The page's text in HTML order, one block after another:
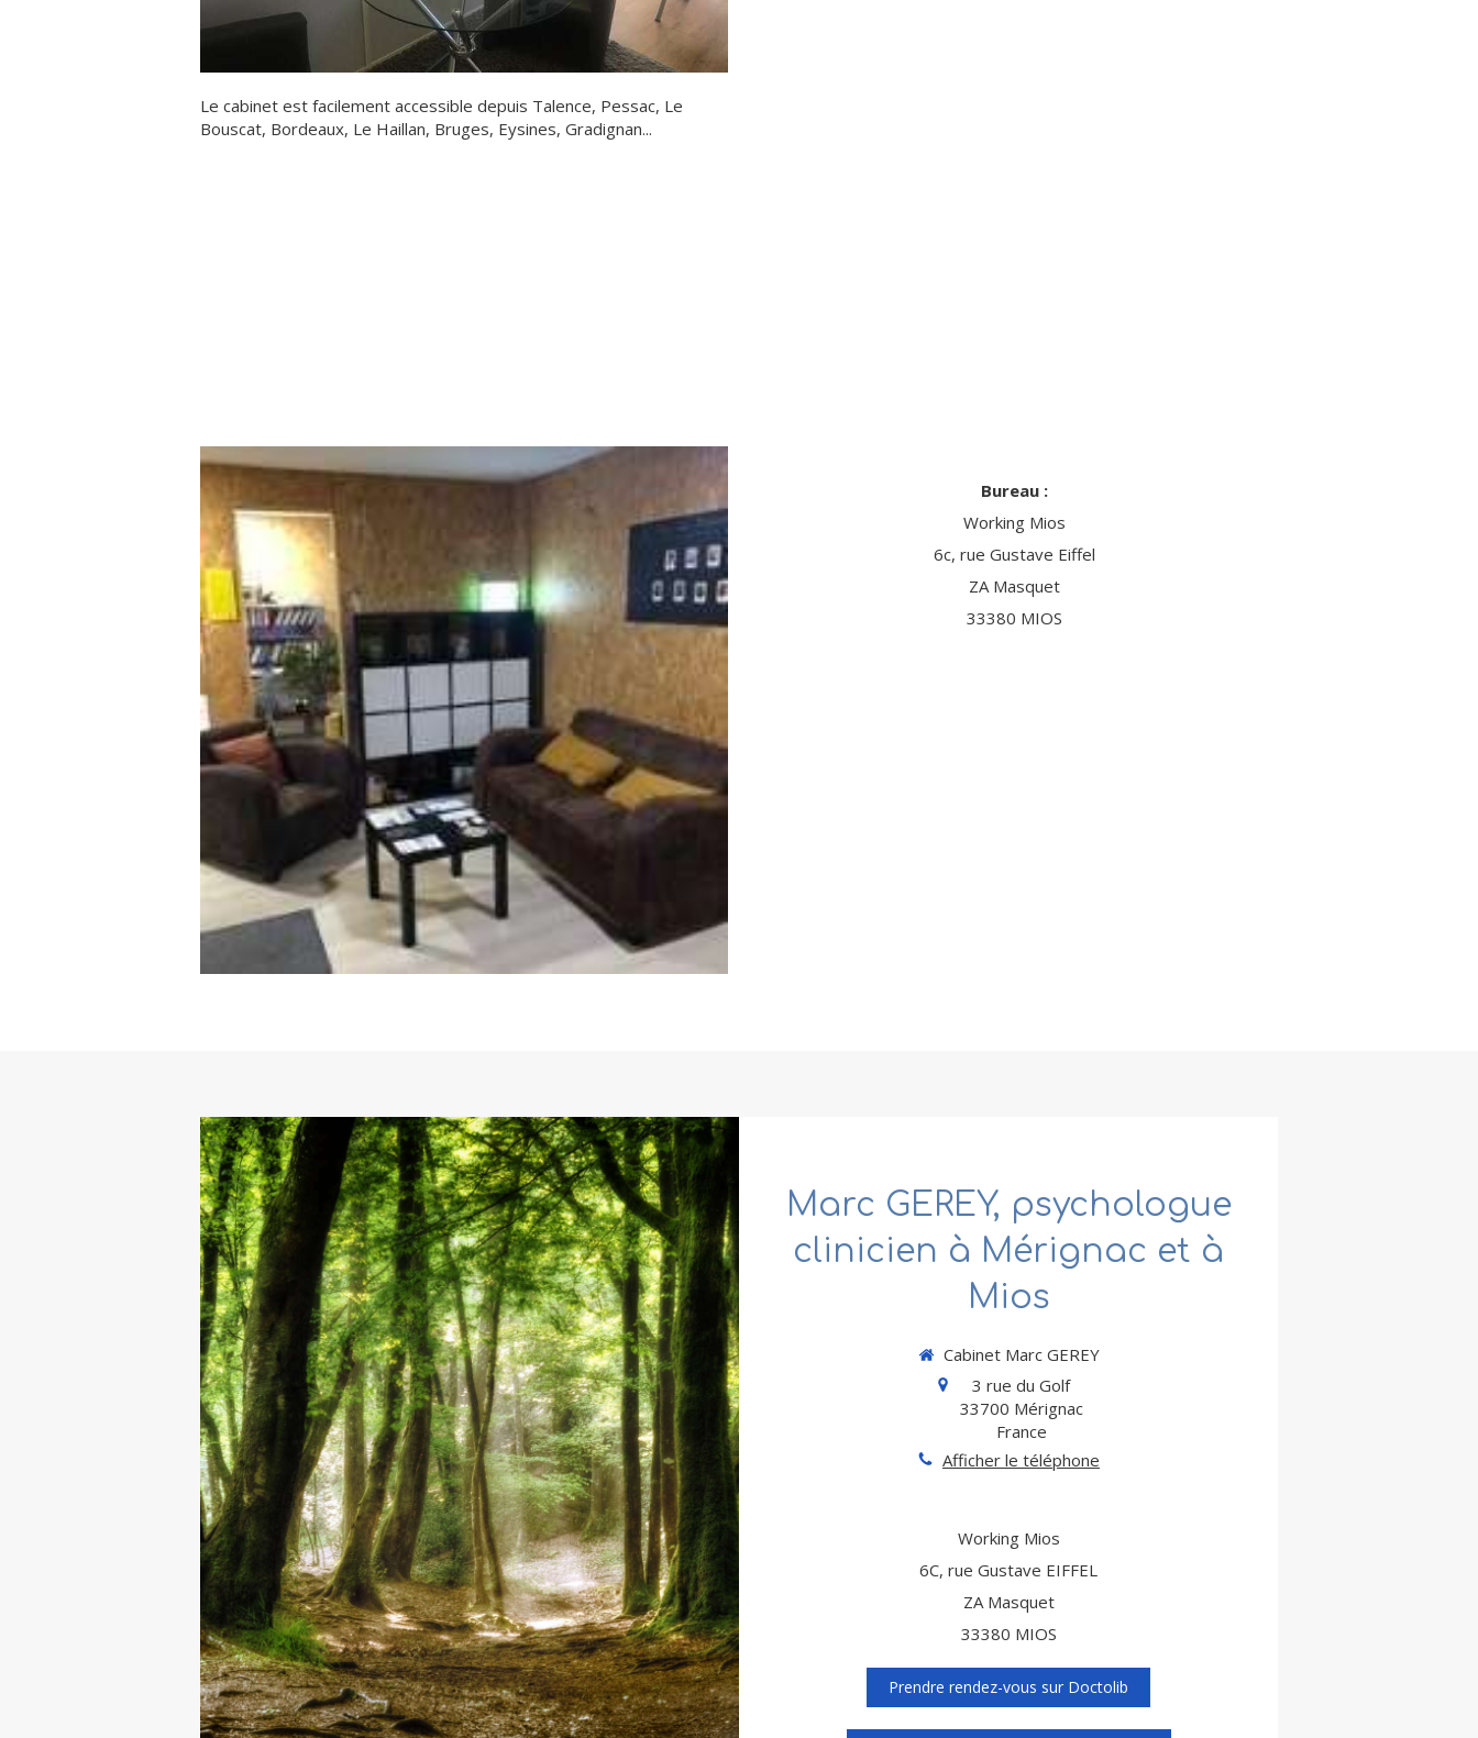
Le cabinet est facilement accessible depuis Talence, Pessac, Le
Bouscat, Bordeaux, Le Haillan, Bruges, Eysines, Gradignan...
Bureau :
Working Mios
6c, rue Gustave Eiffel
ZA Masquet
33380 MIOS
Marc GEREY, psychologue
clinicien à Mérignac et à
Mios
Cabinet Marc GEREY
3 rue du Golf
33700 Mérignac
France
Afficher le téléphone
Working Mios
6C, rue Gustave EIFFEL
ZA Masquet
33380 MIOS
Prendre rendez-vous sur Doctolib